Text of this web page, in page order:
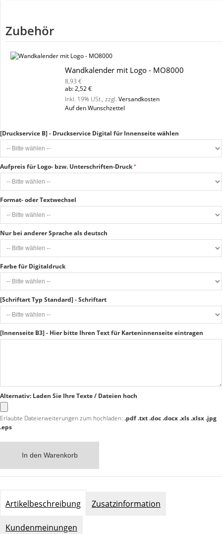
Zubehör
Wandkalender mit Logo - MO8000
8,93 €
ab:2,52 €
Inkl. 19% USt., zzgl. Versandkosten
Auf den Wunschzettel
[Druckservice B] - Druckservice Digital für Innenseite wählen
Aufpreis für Logo- bzw. Unterschriften-Druck
Format- oder Textwechsel
Nur bei anderer Sprache als deutsch
Farbe für Digitaldruck
[Schriftart Typ Standard] - Schriftart
[Innenseite B3] - Hier bitte Ihren Text für Karteninnenseite eintragen
Alternativ: Laden Sie Ihre Texte / Dateien hoch
Erlaubte Dateierweiterungen zum hochladen: .pdf .txt .doc .docx .xls .xlsx .jpg
.eps
In den Warenkorb
Artikelbeschreibung Zusatzinformation
Kundenmeinungen